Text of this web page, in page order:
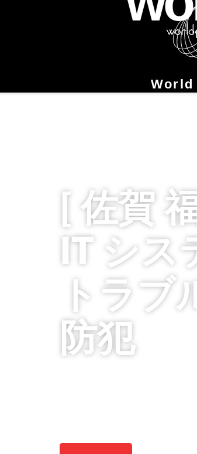
World
[ 佐賀
IT シス
トラブ
防犯